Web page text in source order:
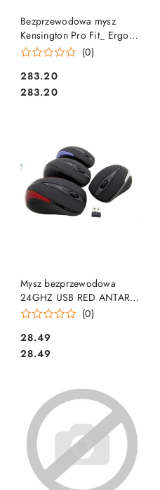
Bezprzewodowa mysz
Kensington Pro Fit_ Ergo
dla osób leworęcznych,
(0)
Cena:
283.20
Cena:
283.20
DO KOSZYKA
Mysz bezprzewodowa
24GHZ USB RED ANTARES
ESPERANZA EM101R
(0)
Cena:
28.49
Cena:
28.49
DO KOSZYKA